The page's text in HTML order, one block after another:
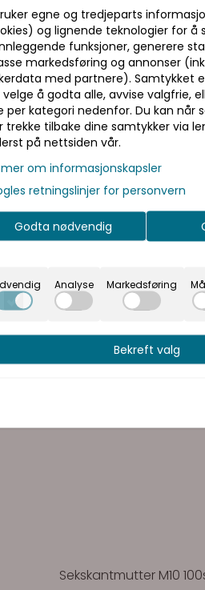
På lager
Kjøp
Sekskantmutter M10
Priser inkl. eller ekskl.
I denne butikken kan du
vil se prisene med eller uten
Inkl. mva
egne og tredjeparts
og lignende teknologier for å
funksjoner, generere
markedsføring og annonser
med partnere). Samtykket
velge å godta alle, avvise valgfrie,
per kategori nedenfor. Du kan når
trekke tilbake dine samtykker via
på nettsiden vår.
mer om informasjonskapsler
retningslinjer for personvern
Godta nødvendig
Analyse Markedsføring
Bekreft valg